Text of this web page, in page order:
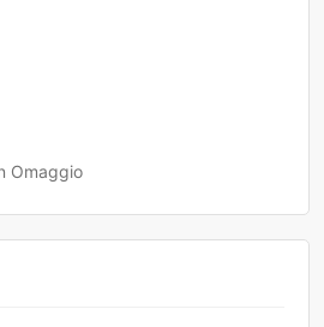
Omaggio